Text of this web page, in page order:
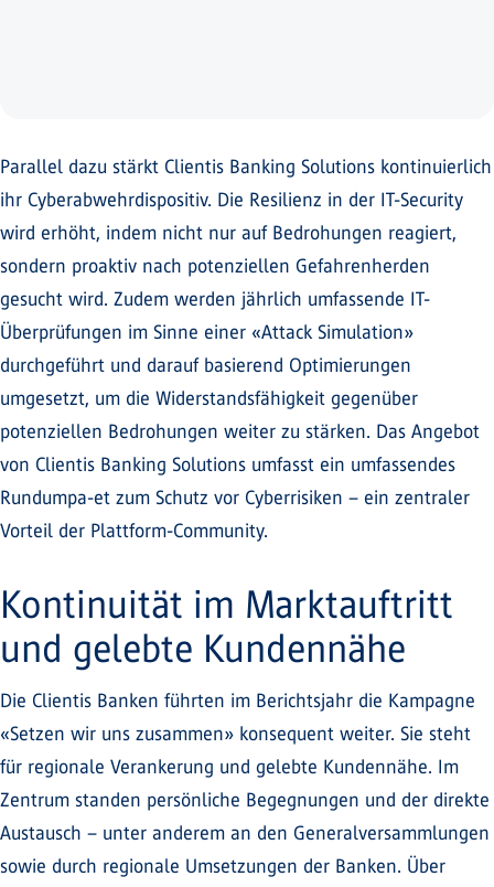
Parallel dazu stärkt Clientis Banking Solutions kontinuierlich
ihr Cyberabwehrdispositiv. Die Resilienz in der IT-Security
wird erhöht, indem nicht nur auf Bedrohungen reagiert,
sondern proaktiv nach potenziellen Gefahrenherden
gesucht wird. Zudem werden jährlich umfassende IT-
Überprüfungen im Sinne einer «Attack Simulation»
durchgeführt und darauf basierend Optimierungen
umgesetzt, um die Widerstandsfähigkeit gegenüber
potenziellen Bedrohungen weiter zu stärken. Das Angebot
von Clientis Banking Solutions umfasst ein umfassendes
Rundumpa-et zum Schutz vor Cyberrisiken – ein zentraler
Vorteil der Plattform-Community.
Kontinuität im Marktauftritt
und gelebte Kundennähe
Die Clientis Banken führten im Berichtsjahr die Kampagne
«Setzen wir uns zusammen» konsequent weiter. Sie steht
für regionale Verankerung und gelebte Kundennähe. Im
Zentrum standen persönliche Begegnungen und der direkte
Austausch – unter anderem an den Generalversammlungen
sowie durch regionale Umsetzungen der Banken. Über